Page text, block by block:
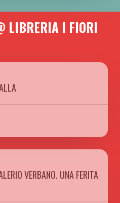
LIBRERIA I FIORI
VERBANO. UNA FERITA